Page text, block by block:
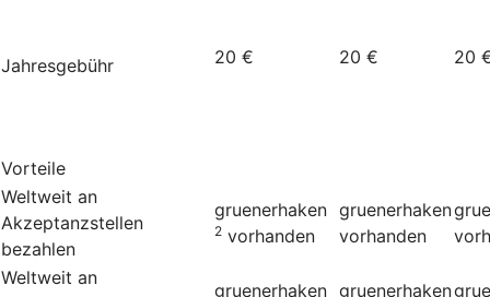
Jahresgebühr 20 € 20 € 20
Vorteile
Weltweit an
Akzeptanzstellen
bezahlen
gruenerhaken
2 vorhanden
gruenerhaken
vorhanden
Weltweit an
gruenerhaken gruenerhaken